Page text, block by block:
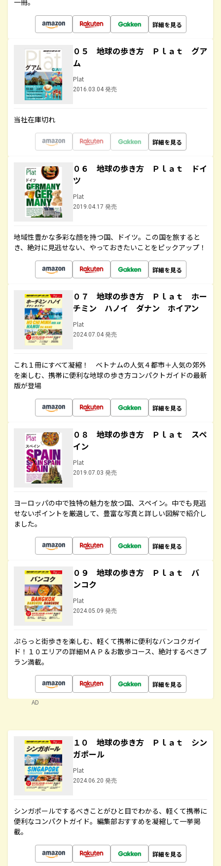
一冊。
詳細を見る
０５ 地球の歩き方 Ｐｌａｔ グア
ム
Plat
2016.03.04 発売
当社在庫切れ
詳細を見る
０６ 地球の歩き方 Ｐｌａｔ ドイ
ツ
Plat
2019.04.17 発売
地域性豊かな多彩な顔を持つ国、ドイツ。この国を旅すると
き、絶対に見逃せない、やっておきたいことをピックアップ！
詳細を見る
０７ 地球の歩き方 Ｐｌａｔ ホー
チミン ハノイ ダナン ホイアン
Plat
2024.07.04 発売
これ１冊にすべて凝縮！ ベトナムの人気４都市＋人気の郊外
を楽しむ、携帯に便利な地球の歩き方コンパクトガイドの最新
版が登場
詳細を見る
０８ 地球の歩き方 Ｐｌａｔ スペ
イン
Plat
2019.07.03 発売
ヨーロッパの中で独特の魅力を放つ国、スペイン。中でも見逃
せないポイントを厳選して、豊富な写真と詳しい図解で紹介し
ました。
詳細を見る
０９ 地球の歩き方 Ｐｌａｔ バ
ンコク
Plat
2024.05.09 発売
ぷらっと街歩きを楽しむ、軽くて携帯に便利なバンコクガイ
ド！１０エリアの詳細ＭＡＰ＆お散歩コース、絶対するべきプ
ラン満載。
詳細を見る
AD
１０ 地球の歩き方 Ｐｌａｔ シン
ガポール
Plat
2024.06.20 発売
シンガポールでするべきことがひと目でわかる、軽くて携帯に
便利なコンパクトガイド。編集部おすすめを凝縮して一挙掲
載。
詳細を見る